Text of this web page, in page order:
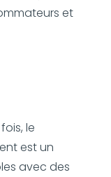
et
le
est un
avec des